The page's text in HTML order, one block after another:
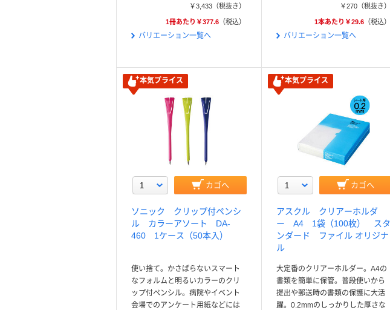
￥3,433（税抜き）
1冊あたり￥377.6（税込）
バリエーション一覧へ
￥270（税抜き）
1本あたり￥29.6（税込）
バリエーション一覧へ
本気プライス
カゴへ
ソニック クリップ付ペンシ
ル カラーアソート DA-
460 1ケース（50本入）
使い捨て。かさばらないスマート
なフォルムと明るいカラーのクリ
ップ付ペンシル。病院やイベント
会場でのアンケート用紙などには
本気プライス
カゴへ
アスクル クリアーホルダ
ー A4 1袋（100枚） スタ
ンダード ファイル オリジナ
ル
大定番のクリアーホルダー。A4の
書類を簡単に保管。普段使いから
提出や郵送時の書類の保護に大活
躍。0.2mmのしっかりした厚さな